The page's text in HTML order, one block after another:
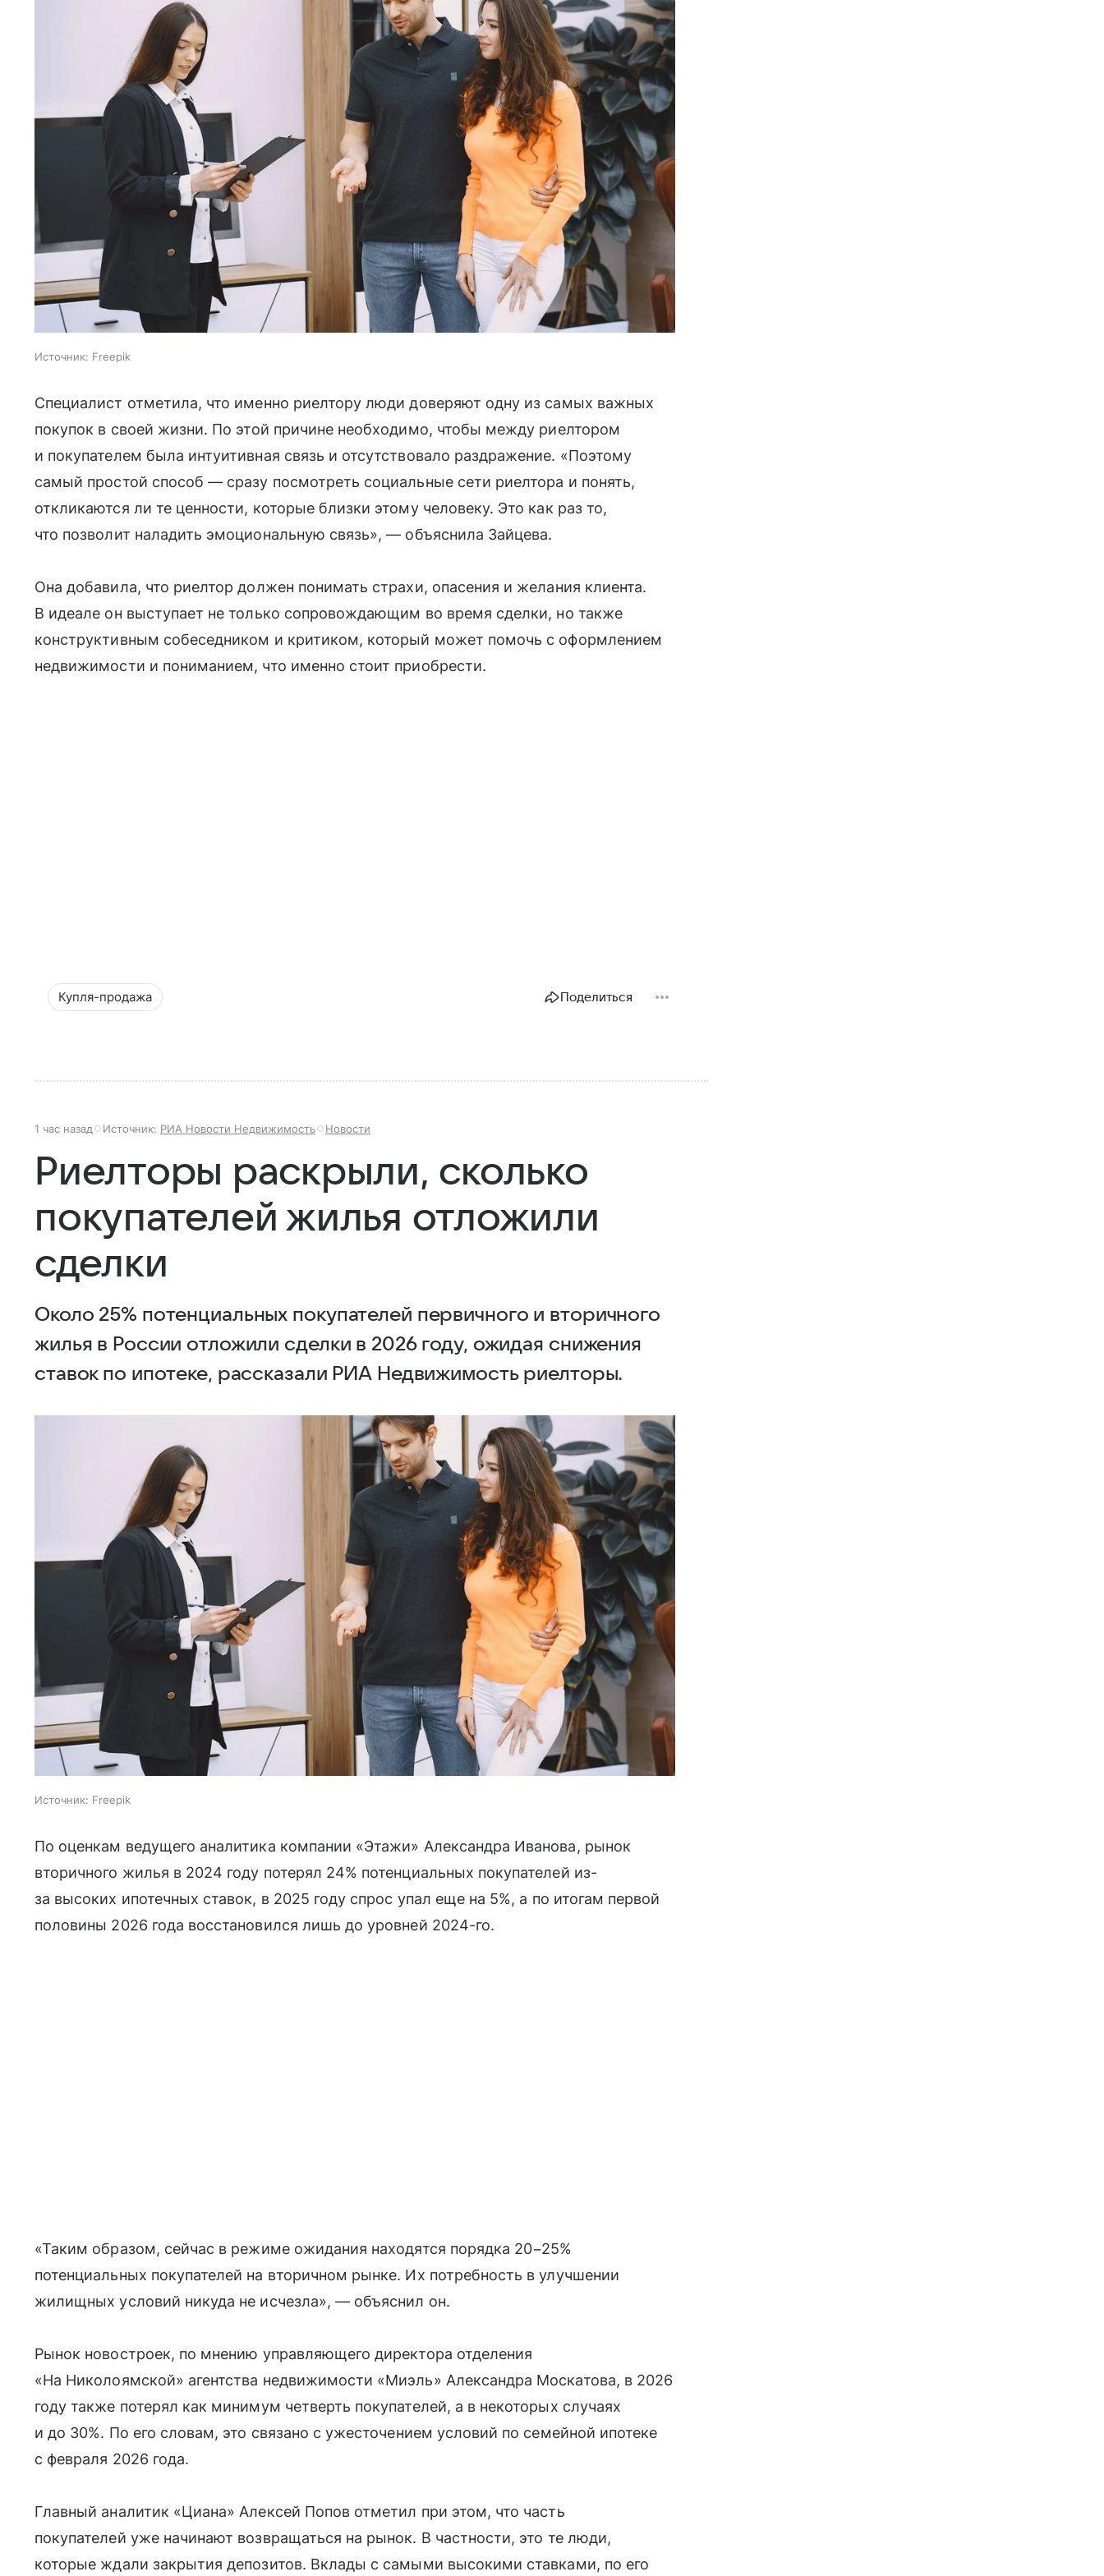
Источник: Freepik
Специалист отметила, что именно риелтору люди доверяют одну из самых важных
покупок в своей жизни. По этой причине необходимо, чтобы между риелтором
и покупателем была интуитивная связь и отсутствовало раздражение. «Поэтому
самый простой способ — сразу посмотреть социальные сети риелтора и понять,
откликаются ли те ценности, которые близки этому человеку. Это как раз то,
что позволит наладить эмоциональную связь», — объяснила Зайцева.
Она добавила, что риелтор должен понимать страхи, опасения и желания клиента.
В идеале он выступает не только сопровождающим во время сделки, но также
конструктивным собеседником и критиком, который может помочь с оформлением
недвижимости и пониманием, что именно стоит приобрести.
Купля-продажа Поделиться
1 час назад Источник: РИА Новости Недвижимость Новости
Риелторы раскрыли, сколько
покупателей жилья отложили
сделки
Около 25% потенциальных покупателей первичного и вторичного
жилья в России отложили сделки в 2026 году, ожидая снижения
ставок по ипотеке, рассказали РИА Недвижимость риелторы.
Источник: Freepik
По оценкам ведущего аналитика компании «Этажи» Александра Иванова, рынок
вторичного жилья в 2024 году потерял 24% потенциальных покупателей из-
за высоких ипотечных ставок, в 2025 году спрос упал еще на 5%, а по итогам первой
половины 2026 года восстановился лишь до уровней 2024-го.
«Таким образом, сейчас в режиме ожидания находятся порядка 20−25%
потенциальных покупателей на вторичном рынке. Их потребность в улучшении
жилищных условий никуда не исчезла», — объяснил он.
Рынок новостроек, по мнению управляющего директора отделения
«На Николоямской» агентства недвижимости «Миэль» Александра Москатова, в 2026
году также потерял как минимум четверть покупателей, а в некоторых случаях
и до 30%. По его словам, это связано с ужесточением условий по семейной ипотеке
с февраля 2026 года.
Главный аналитик «Циана» Алексей Попов отметил при этом, что часть
покупателей уже начинают возвращаться на рынок. В частности, это те люди,
которые ждали закрытия депозитов. Вклады с самыми высокими ставками, по его